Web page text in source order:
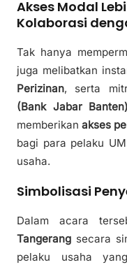
Akses Modal
Kolaborasi
Tak hanya
juga melibatkan
Perizinan, serta
(Bank Jabar Banten)
memberikanakses
bagi para pelaku
usaha.
Simbolisasi
Dalam acara
Tangerang secara
pelaku usaha